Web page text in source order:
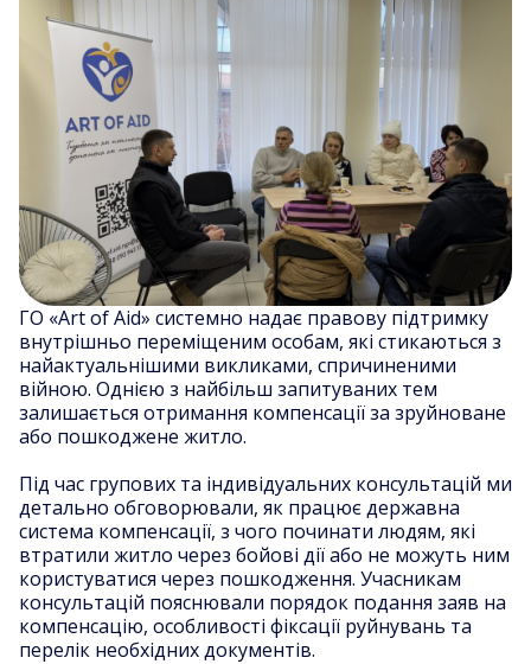
ГО «Art of Aid» системно надає правову підтримку
внутрішньо переміщеним особам, які стикаються з
найактуальнішими викликами, спричиненими
війною. Однією з найбільш запитуваних тем
залишається отримання компенсації за зруйноване
або пошкоджене житло.
Під час групових та індивідуальних консультацій ми
детально обговорювали, як працює державна
система компенсації, з чого починати людям, які
втратили житло через бойові дії або не можуть ним
користуватися через пошкодження. Учасникам
консультацій пояснювали порядок подання заяв на
компенсацію, особливості фіксації руйнувань та
перелік необхідних документів.